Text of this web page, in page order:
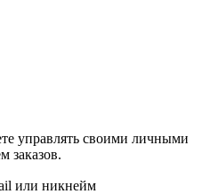
управлять своими личными
заказов.
или никнейм